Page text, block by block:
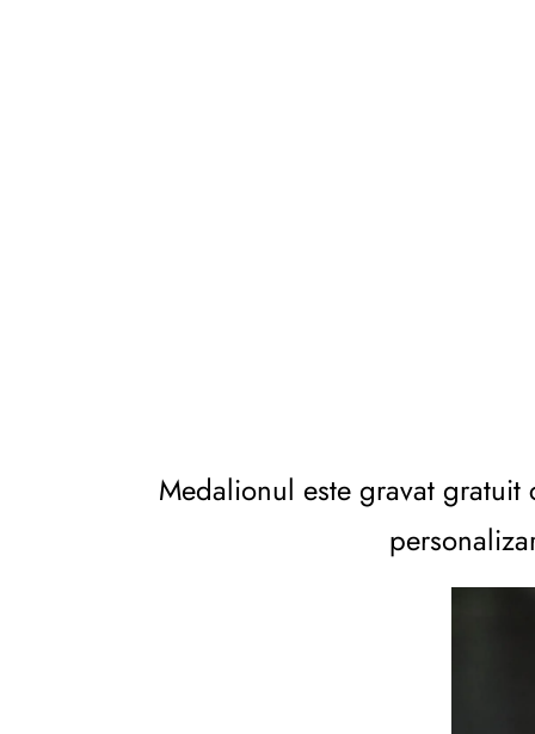
Medalionul este gravat